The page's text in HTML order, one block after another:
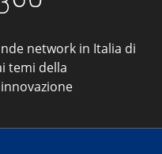
network in Italia di
temi della